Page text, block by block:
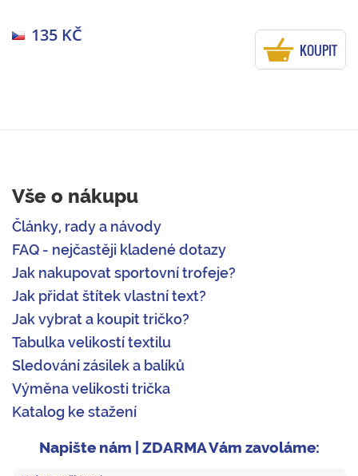
135 KČ
KOUPIT
Vše o nákupu
Články, rady a návody
FAQ - nejčastěji kladené dotazy
Jak nakupovat sportovní trofeje?
Jak přidat štítek vlastní text?
Jak vybrat a koupit tričko?
Tabulka velikostí textilu
Sledování zásilek a balíků
Výměna velikosti trička
Katalog ke stažení
Napište nám | ZDARMA Vám zavoláme: